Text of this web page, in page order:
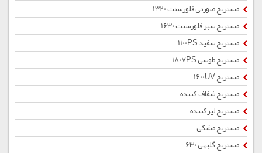
مستربچ صورتی فلورسنت 1320
مستربچ سبز فلورسنت 1630
مستربچ سفید 1100PS
مستربچ طوسی 1807PS
مستربچ 1600UV
مستربچ شفاف کننده
مستربچ لیزکننده
مستربچ مشکی
مستربچ گلبهی 630